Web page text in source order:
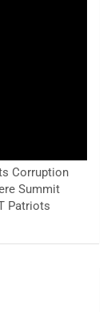
Corruption
Summit
Patriots